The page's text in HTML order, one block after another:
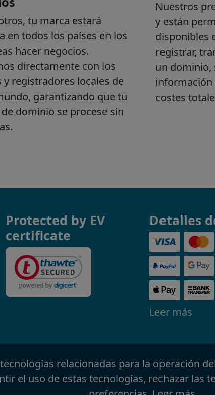
Protected by EV
certificate
Detalles
Leer más
relacionadas para la operación
el uso de estas tecnologías, rechazar las